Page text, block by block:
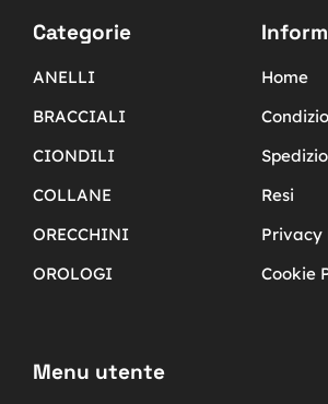
Categorie
ANELLI
BRACCIALI
CIONDILI
COLLANE
ORECCHINI
OROLOGI
Home
Resi
Privacy
Cookie
Menu utente